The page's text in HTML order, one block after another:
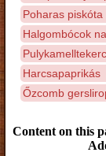
Poharas piskóta
Halgombócok
Harcsapaprikás
Őzcomb
Content on this